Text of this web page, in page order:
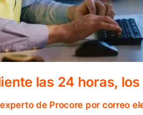
las 24 horas,
de Procore por correo